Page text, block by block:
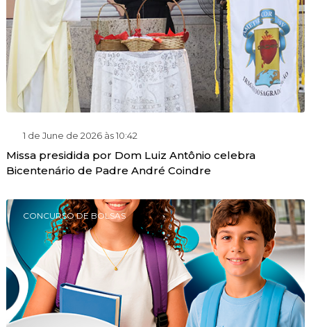
1 de June de 2026 às 10:42
Missa presidida por Dom Luiz Antônio celebra
Bicentenário de Padre André Coindre
CONCURSO DE BOLSAS